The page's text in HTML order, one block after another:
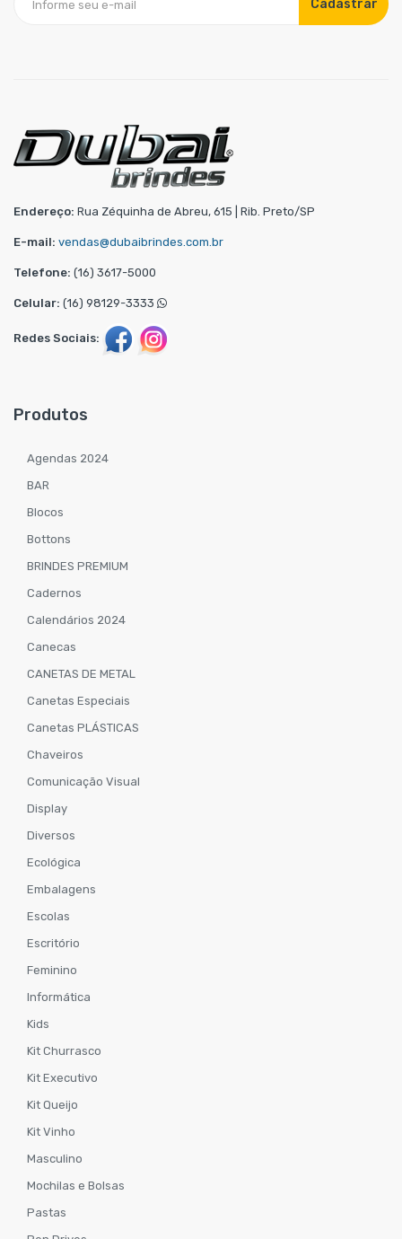
Cadastrar
Endereço: Rua Zéquinha de Abreu, 615 | Rib. Preto/SP
E-mail: vendas@dubaibrindes.com.br
Telefone: (16) 3617-5000
Celular: (16) 98129-3333
Redes Sociais:
Produtos
Agendas 2024
BAR
Blocos
Bottons
BRINDES PREMIUM
Cadernos
Calendários 2024
Canecas
CANETAS DE METAL
Canetas Especiais
Canetas PLÁSTICAS
Chaveiros
Comunicação Visual
Display
Diversos
Ecológica
Embalagens
Escolas
Escritório
Feminino
Informática
Kids
Kit Churrasco
Kit Executivo
Kit Queijo
Kit Vinho
Masculino
Mochilas e Bolsas
Pastas